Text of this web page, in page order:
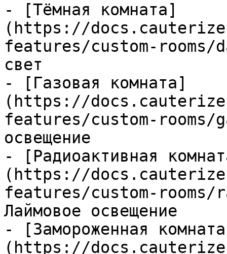
- [Тёмная комната]
(https://
features/custom-rooms/
свет
- [Газовая комната]
(https://
features/custom-rooms/
освещение
- [Радиоактивная
(https://
features/custom-
Лаймовое освещение
- [Замороженная
(https://